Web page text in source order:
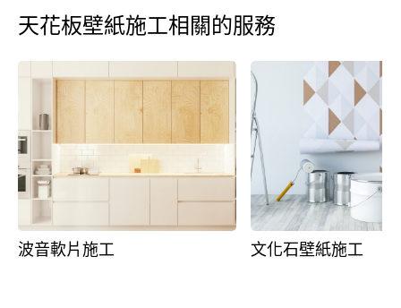
天花板壁紙施工相關的服務
波音軟片施工 文化石壁紙施工